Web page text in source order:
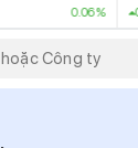
0.06 %